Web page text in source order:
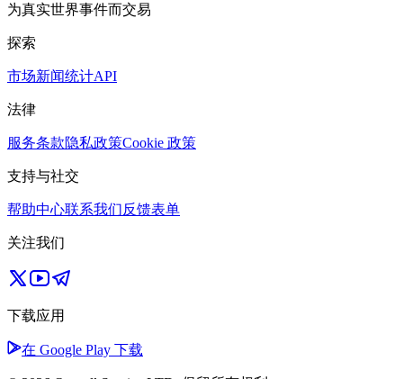
为真实世界事件而交易
探索
市场新闻统计API
法律
服务条款隐私政策Cookie 政策
支持与社交
帮助中心联系我们反馈表单
关注我们
下载应用
在 Google Play 下载